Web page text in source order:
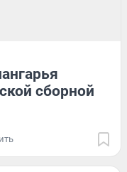
сборной